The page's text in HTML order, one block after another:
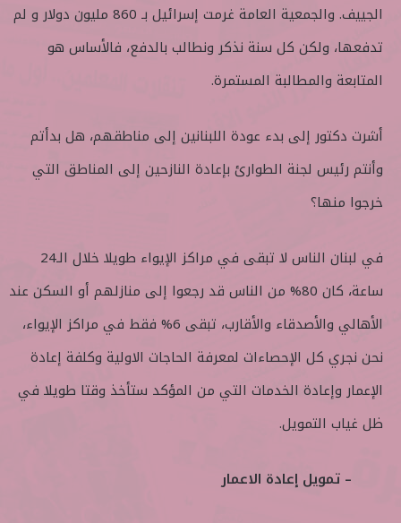
الجييف. والجمعية العامة غرمت إسرائيل بـ 860 مليون دولار و لم
تدفعها، ولكن كل سنة نذكر ونطالب بالدفع، فالأساس هو
المتابعة والمطالبة المستمرة.
أشرت دكتور إلى بدء عودة اللبنانين إلى مناطقهم، هل بدأتم
وأنتم رئيس لجنة الطوارئ بإعادة النازحين إلى المناطق التي
خرجوا منها؟
في لبنان الناس لا تبقى في مراكز الإيواء طويلا خلال الـ24
ساعة، كان 80% من الناس قد رجعوا إلى منازلهم أو السكن عند
الأهالي والأصدقاء والأقارب، تبقى 6% فقط في مراكز الإيواء،
نحن نجري كل الإحصاءات لمعرفة الحاجات الاولية وكلفة إعادة
الإعمار وإعادة الخدمات التي من المؤكد ستأخذ وقتا طويلا في
ظل غياب التمويل.
– تمويل إعادة الاعمار